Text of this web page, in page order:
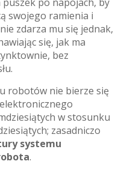
swojego ramienia i
zdarza mu się jednak,
się, jak ma
bez
robotów nie bierze się
w stosunku
zasadniczo
systemu
.